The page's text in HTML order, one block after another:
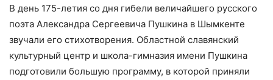
В день 175-летия со дня гибели величайшего русского
поэта Александра Сергеевича Пушкина в Шымкенте
звучали его стихотворения. Областной славянский
культурный центр и школа-гимназия имени Пушкина
подготовили большую программу, в которой приняли